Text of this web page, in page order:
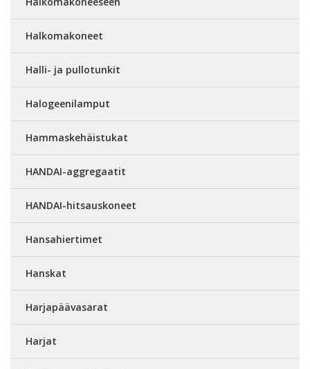
Halkomakoneet
Halli- ja pullotunkit
Halogeenilamput
Hammaskehäistukat
HANDAI-aggregaatit
HANDAI-hitsauskoneet
Hansahiertimet
Hanskat
Harjapäävasarat
Harjat